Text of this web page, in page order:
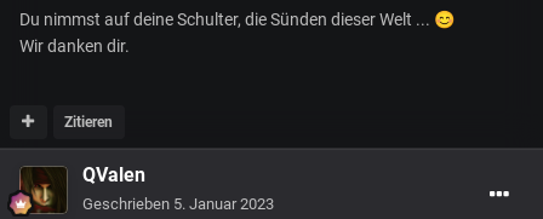
Du nimmst auf deine Schulter, die Sünden dieser Welt ... 😊
Wir danken dir.
Zitieren
QValen
Geschrieben 5. Januar 2023